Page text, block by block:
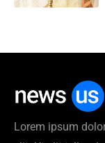
Lorem ipsum